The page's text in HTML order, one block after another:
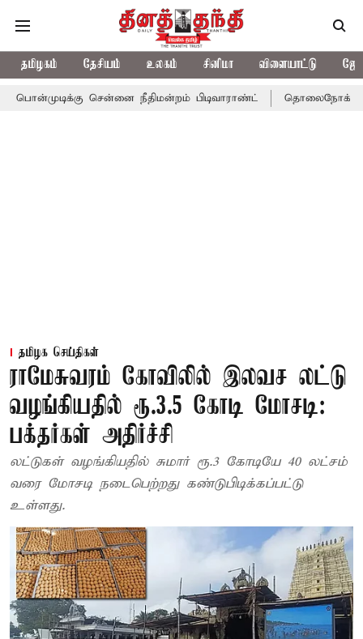
தமிழகம் தேசியம் உலகம் சினிமா விளையாட்டு
சென்னை நீதிமன்றம் பிடிவாராண்ட் தொலைநோக்கு
தமிழக செய்திகள்
ராமேசுவரம் கோவிலில் இலவச லட்டு
வழங்கியதில் ரூ.3.5 கோடி மோசடி:
பக்தர்கள் அதிர்ச்சி
லட்டுகள் வழங்கியதில் சுமார் ரூ.3 கோடியே 40 லட்சம்
வரை மோசடி நடைபெற்றது கண்டுபிடிக்கப்பட்டு
உள்ளது.